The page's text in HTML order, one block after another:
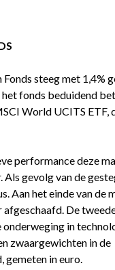
steeg met 1,4%
fonds beduidend
World UCITS ETF,
performance deze
gevolg van de
Aan het einde van de
De
in
zwaargewichten in de
gemeten in euro.